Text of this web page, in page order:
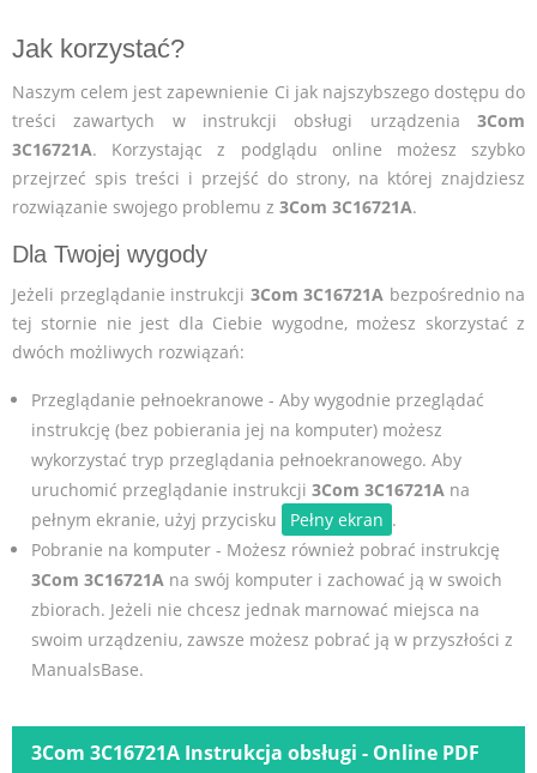
Jak korzystać?
Naszym celem jest zapewnienie Ci jak najszybszego dostępu do
treści zawartych w instrukcji obsługi urządzenia 3Com
3C16721A. Korzystając z podglądu online możesz szybko
przejrzeć spis treści i przejść do strony, na której znajdziesz
rozwiązanie swojego problemu z 3Com 3C16721A.
Dla Twojej wygody
Jeżeli przeglądanie instrukcji 3Com 3C16721A bezpośrednio na
tej stornie nie jest dla Ciebie wygodne, możesz skorzystać z
dwóch możliwych rozwiązań:
Przeglądanie pełnoekranowe - Aby wygodnie przeglądać
instrukcję (bez pobierania jej na komputer) możesz
wykorzystać tryp przeglądania pełnoekranowego. Aby
uruchomić przeglądanie instrukcji 3Com 3C16721Ana
pełnym ekranie, użyj przycisku
Pełny ekran .
Pobranie na komputer - Możesz również pobrać instrukcję
3Com 3C16721Ana swój komputer i zachować ją w swoich
zbiorach. Jeżeli nie chcesz jednak marnować miejsca na
swoim urządzeniu, zawsze możesz pobrać ją w przyszłości z
ManualsBase.
3Com 3C16721A Instrukcja obsługi - Online PDF